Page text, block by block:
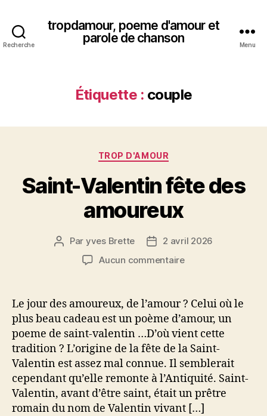
Recherche
tropdamour, poeme d'amour et
parole de chanson
Menu
Étiquette : couple
Catégories
TROP D'AMOUR
Saint-Valentin fête des
amoureux
Auteur
l’article
Par yves Brette
Date2 avril 2026
Aucun commentairesur
fête
amoureux
Le jour des amoureux, de l’amour ? Celui où le
plus beau cadeau est un poème d’amour, un
poeme de saint-valentin …D’où vient cette
tradition ? L’origine de la fête de la Saint-
Valentin est assez mal connue. Il semblerait
cependant qu’elle remonte à l’Antiquité. Saint-
Valentin, avant d’être saint, était un prêtre
romain du nom de Valentin vivant […]